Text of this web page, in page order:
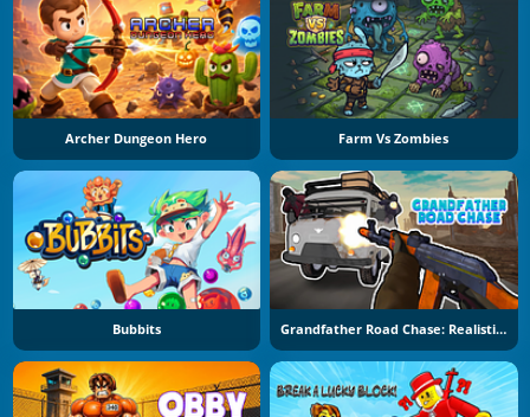
Archer Dungeon Hero Farm Vs Zombies
Bubbits Grandfather Road Chase: Realistic Shooter